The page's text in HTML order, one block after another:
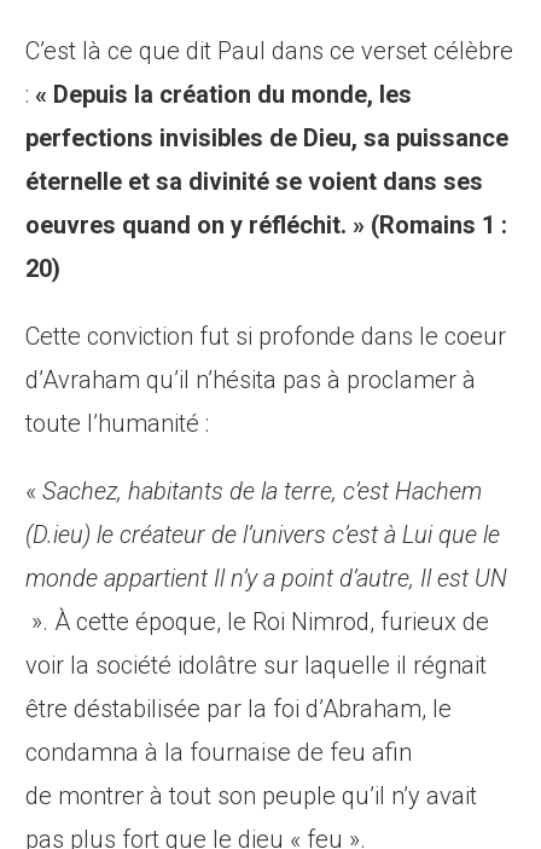
C’est là ce que dit Paul dans ce verset célèbre
:« Depuis la création du monde, les
perfections invisibles de Dieu, sa puissance
éternelle et sa divinité se voient dans ses
oeuvres quand on y réfléchit. » (Romains 1 :
20)
Cette conviction fut si profonde dans le coeur
d’Avraham qu’il n’hésita pas à proclamer à
toute l’humanité :
«Sachez, habitants de la terre, c’est Hachem
(D.ieu) le créateur de l’univers c’est à Lui que le
monde appartient Il n’y a point d’autre, Il est UN
». À cette époque, le Roi Nimrod, furieux de
voir la société idolâtre sur laquelle il régnait
être déstabilisée par la foi d’Abraham, le
condamna à la fournaise de feu afin
de montrer à tout son peuple qu’il n’y avait
pas plus fort que le dieu « feu ».